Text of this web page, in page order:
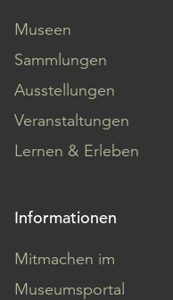
Museen
Sammlungen
Ausstellungen
Veranstaltungen
Lernen & Erleben
Informationen
Mitmachen im
Museumsportal